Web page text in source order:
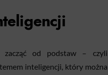
zacząć od podstaw – czyli
inteligencji, który można